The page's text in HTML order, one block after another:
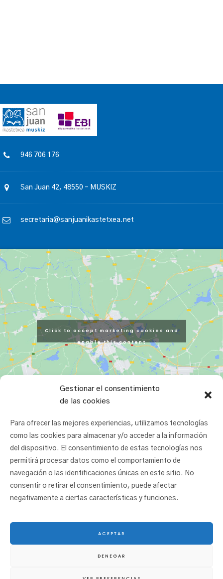
Gestionar el consentimiento
de las cookies
Para ofrecer las mejores experiencias, utilizamos tecnologías
como las cookies para almacenar y/o acceder a la información
del dispositivo. El consentimiento de estas tecnologías nos
permitirá procesar datos como el comportamiento de
navegación o las identificaciones únicas en este sitio. No
consentir o retirar el consentimiento, puede afectar
negativamente a ciertas características y funciones.
ACEPTAR
DENEGAR
946 706 176
San Juan 42, 48550 – MUSKIZ
secretaria@sanjuanikastetxea.net
Click to accept marketing cookies and
enable this content
Aviso legal|